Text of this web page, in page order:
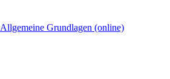
Grundlagen (online)